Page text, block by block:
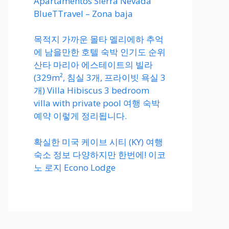
BlueTTravel – Zona baja
목적지 가까운 몰타 멜리에하 추억
에 남을만한 호텔 숙박 인기도 순위
산타 마리아 에스테이트의 빌라
(329m², 침실 3개, 프라이빗 욕실 3
개) Villa Hibiscus 3 bedroom
villa with private pool 여행 숙박
예약 이렇게 정리됩니다.
확실한 미국 케이브 시티 (KY) 여행
숙소 정보 다양하지만 한번에! 이코
노 로지 Econo Lodge